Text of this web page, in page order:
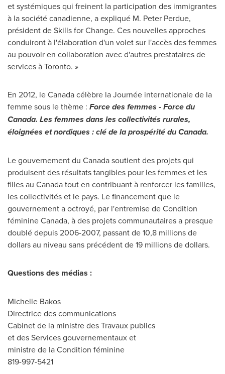
et systémiques qui freinent la participation des immigrantes
à la société canadienne, a expliqué M. Peter Perdue,
président de Skills for Change. Ces nouvelles approches
conduiront à l'élaboration d'un volet sur l'accès des femmes
au pouvoir en collaboration avec d'autres prestataires de
services à Toronto. »
En 2012, leCanadacélèbre la Journée internationale de la
femme sous le thème : Force des femmes - Force du
Canada. Les femmes dans les collectivités rurales,
éloignées et nordiques : clé de la prospérité du Canada.
Le gouvernement du Canadasoutient des projets qui
produisent des résultats tangibles pour les femmes et les
filles au Canadatout en contribuant à renforcer les familles,
les collectivités et le pays. Le financement que le
gouvernement a octroyé, par l'entremise de Condition
féminineCanada, à des projets communautaires a presque
doublé depuis 2006-2007, passant de 10,8 millions de
dollars au niveau sans précédent de 19 millions de dollars.
Questions des médias :
Michelle Bakos
Directrice des communications
Cabinet de la ministre des Travaux publics
et des Services gouvernementaux et
ministre de la Condition féminine
819-997-5421